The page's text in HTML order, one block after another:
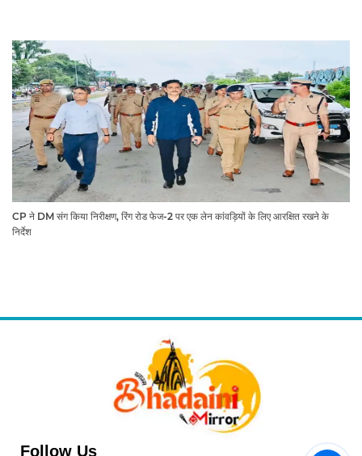
CP ने DM संग किया निरीक्षण, रिंग रोड फेज-2 पर एक लेन कांवड़ियों के लिए आरक्षित रखने के
निर्देश
Follow Us